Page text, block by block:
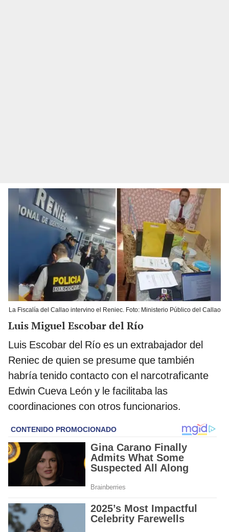
La Fiscalía del Callao intervino el Reniec. Foto: Ministerio Público del Callao
Luis Miguel Escobar del Río
Luis Escobar del Río es un extrabajador del
Reniec de quien se presume que también
habría tenido contacto con el narcotraficante
Edwin Cueva León y le facilitaba las
coordinaciones con otros funcionarios.